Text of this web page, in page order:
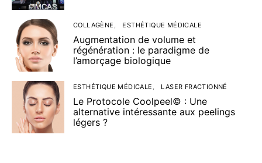
COLLAGÈNE ESTHÉTIQUE MÉDICALE
Augmentation de volume et
régénération : le paradigme de
l’amorçage biologique
ESTHÉTIQUE MÉDICALE LASER FRACTIONNÉ
Le Protocole Coolpeel© : Une
alternative intéressante aux peelings
légers ?